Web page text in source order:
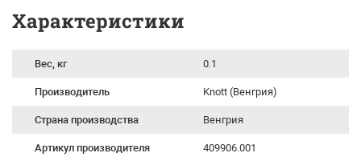
Характеристики
Вес, кг 0.1
Производитель Knott (Венгрия)
Страна производства Венгрия
Артикул производителя 409906.001